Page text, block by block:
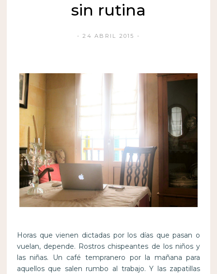
sin rutina
24 ABRIL 2015
Horas que vienen dictadas por los días que pasan o
vuelan, depende. Rostros chispeantes de los niños y
las niñas. Un café tempranero por la mañana para
aquellos que salen rumbo al trabajo. Y las zapatillas